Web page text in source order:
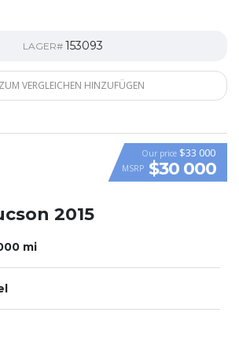
LAGER# 153093
ZUM VERGLEICHEN HINZUFÜGEN
VIDEO
Our price $33 000
MSRP $30 000
2015
mi